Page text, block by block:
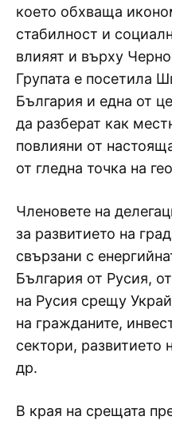
което обхваща
стабилност и
влияят и върху
Групата е посетила
България и една от
да разберат как
повлияни от
от гледна точка на
Членовете на
за развитието на
свързани с
България от Русия,
на Русия срещу
на гражданите,
сектори, развитието
др.
В края на срещата